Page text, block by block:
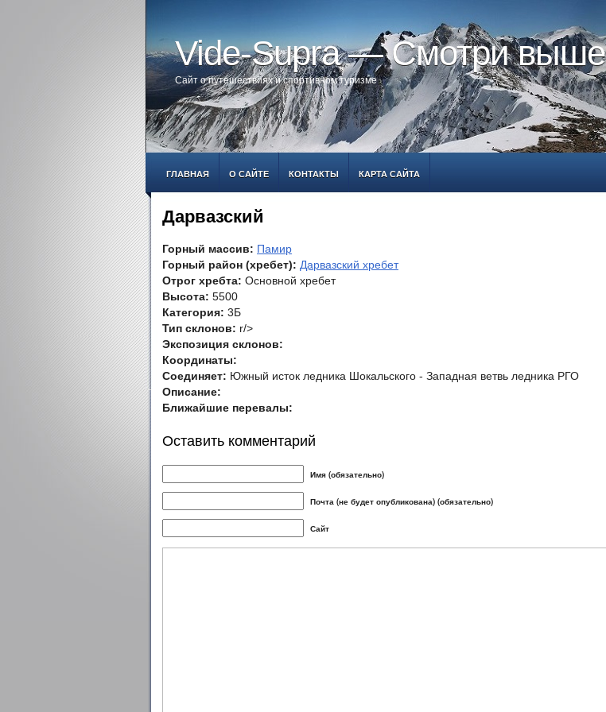
Vide-Supra — Смотри выше
Сайт о путешествиях и спортивном туризме
ГЛАВНАЯ О САЙТЕ КОНТАКТЫ КАРТА САЙТА
Дарвазский
Горный массив: Памир
Горный район (хребет): Дарвазский хребет
Отрог хребта: Основной хребет
Высота: 5500
Категория: 3Б
Тип склонов: r/>
Экспозиция склонов:
Координаты:
Соединяет: Южный исток ледника Шокальского - Западная ветвь ледника РГО
Описание:
Ближайшие перевалы:
Оставить комментарий
Имя (обязательно)
Почта (не будет опубликована) (обязательно)
Сайт